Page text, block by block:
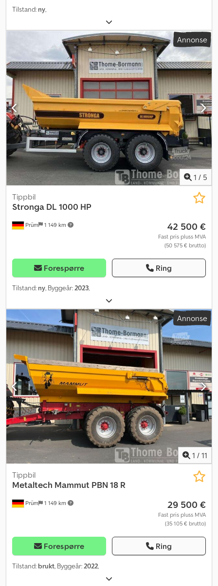
Tilstand: ny,
Annonse
1 / 5
Prüm 1 149 km
Tippbil
Stronga DL 1000 HP
42 500 €
Fast pris pluss MVA
(50 575 € brutto)
Forespørre Ring
Tilstand: ny, Byggeår:2023,
Annonse
1 / 11
Prüm 1 149 km
Tippbil
Metaltech Mammut PBN 18 R
29 500 €
Fast pris pluss MVA
(35 105 € brutto)
Forespørre Ring
Tilstand: brukt, Byggeår:2022,